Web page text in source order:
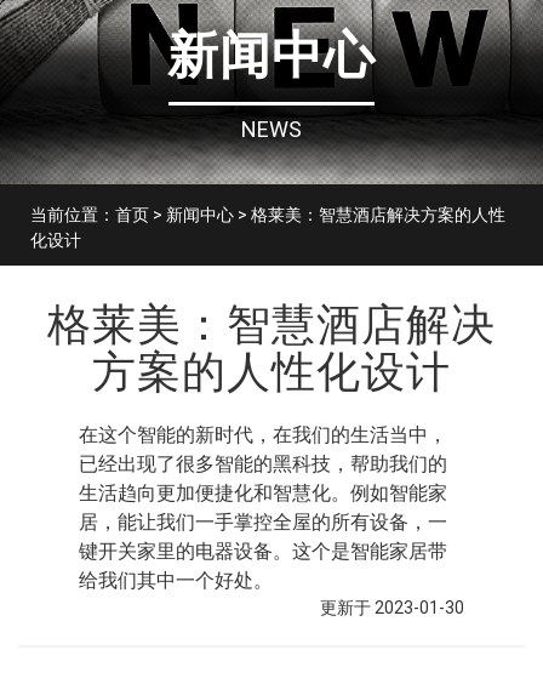
新闻中心
NEWS
当前位置： 首页 > 新闻中心 > 格莱美：智慧酒店解决方案的人性
化设计
格莱美：智慧酒店解决
方案的人性化设计
在这个智能的新时代，在我们的生活当中，
已经出现了很多智能的黑科技，帮助我们的
生活趋向更加便捷化和智慧化。例如智能家
居，能让我们一手掌控全屋的所有设备，一
键开关家里的电器设备。这个是智能家居带
给我们其中一个好处。
更新于 2023-01-30